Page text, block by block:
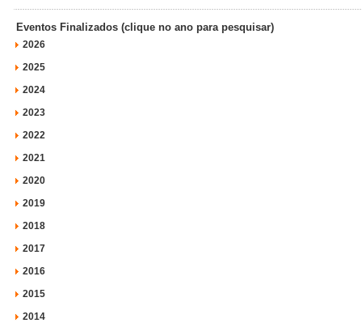
Eventos Finalizados (clique no ano para pesquisar)
2026
2025
2024
2023
2022
2021
2020
2019
2018
2017
2016
2015
2014